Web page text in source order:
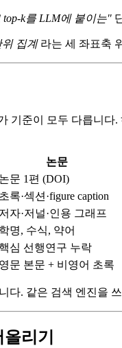
k를 LLM에 붙이는"
집계라는 세 좌표축
기준이 모두 다릅니
논문
논문 1편 (DOI)
초록·섹션·figure caption
저자·저널·인용 그래프
학명, 수식, 약어
핵심 선행연구 누락
영문 본문 + 비영어 초록
다. 같은 검색 엔진을
리기